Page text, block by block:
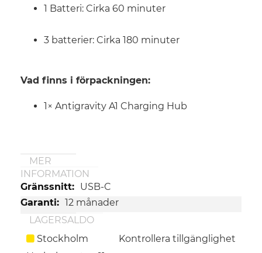
1 Batteri: Cirka 60 minuter
3 batterier: Cirka 180 minuter
Vad finns i förpackningen:
1× Antigravity A1 Charging Hub
MER
INFORMATION
Mer
information
USB-C
12 månader
LAGERSALDO
Stockholm
Kontrollera tillgänglighet